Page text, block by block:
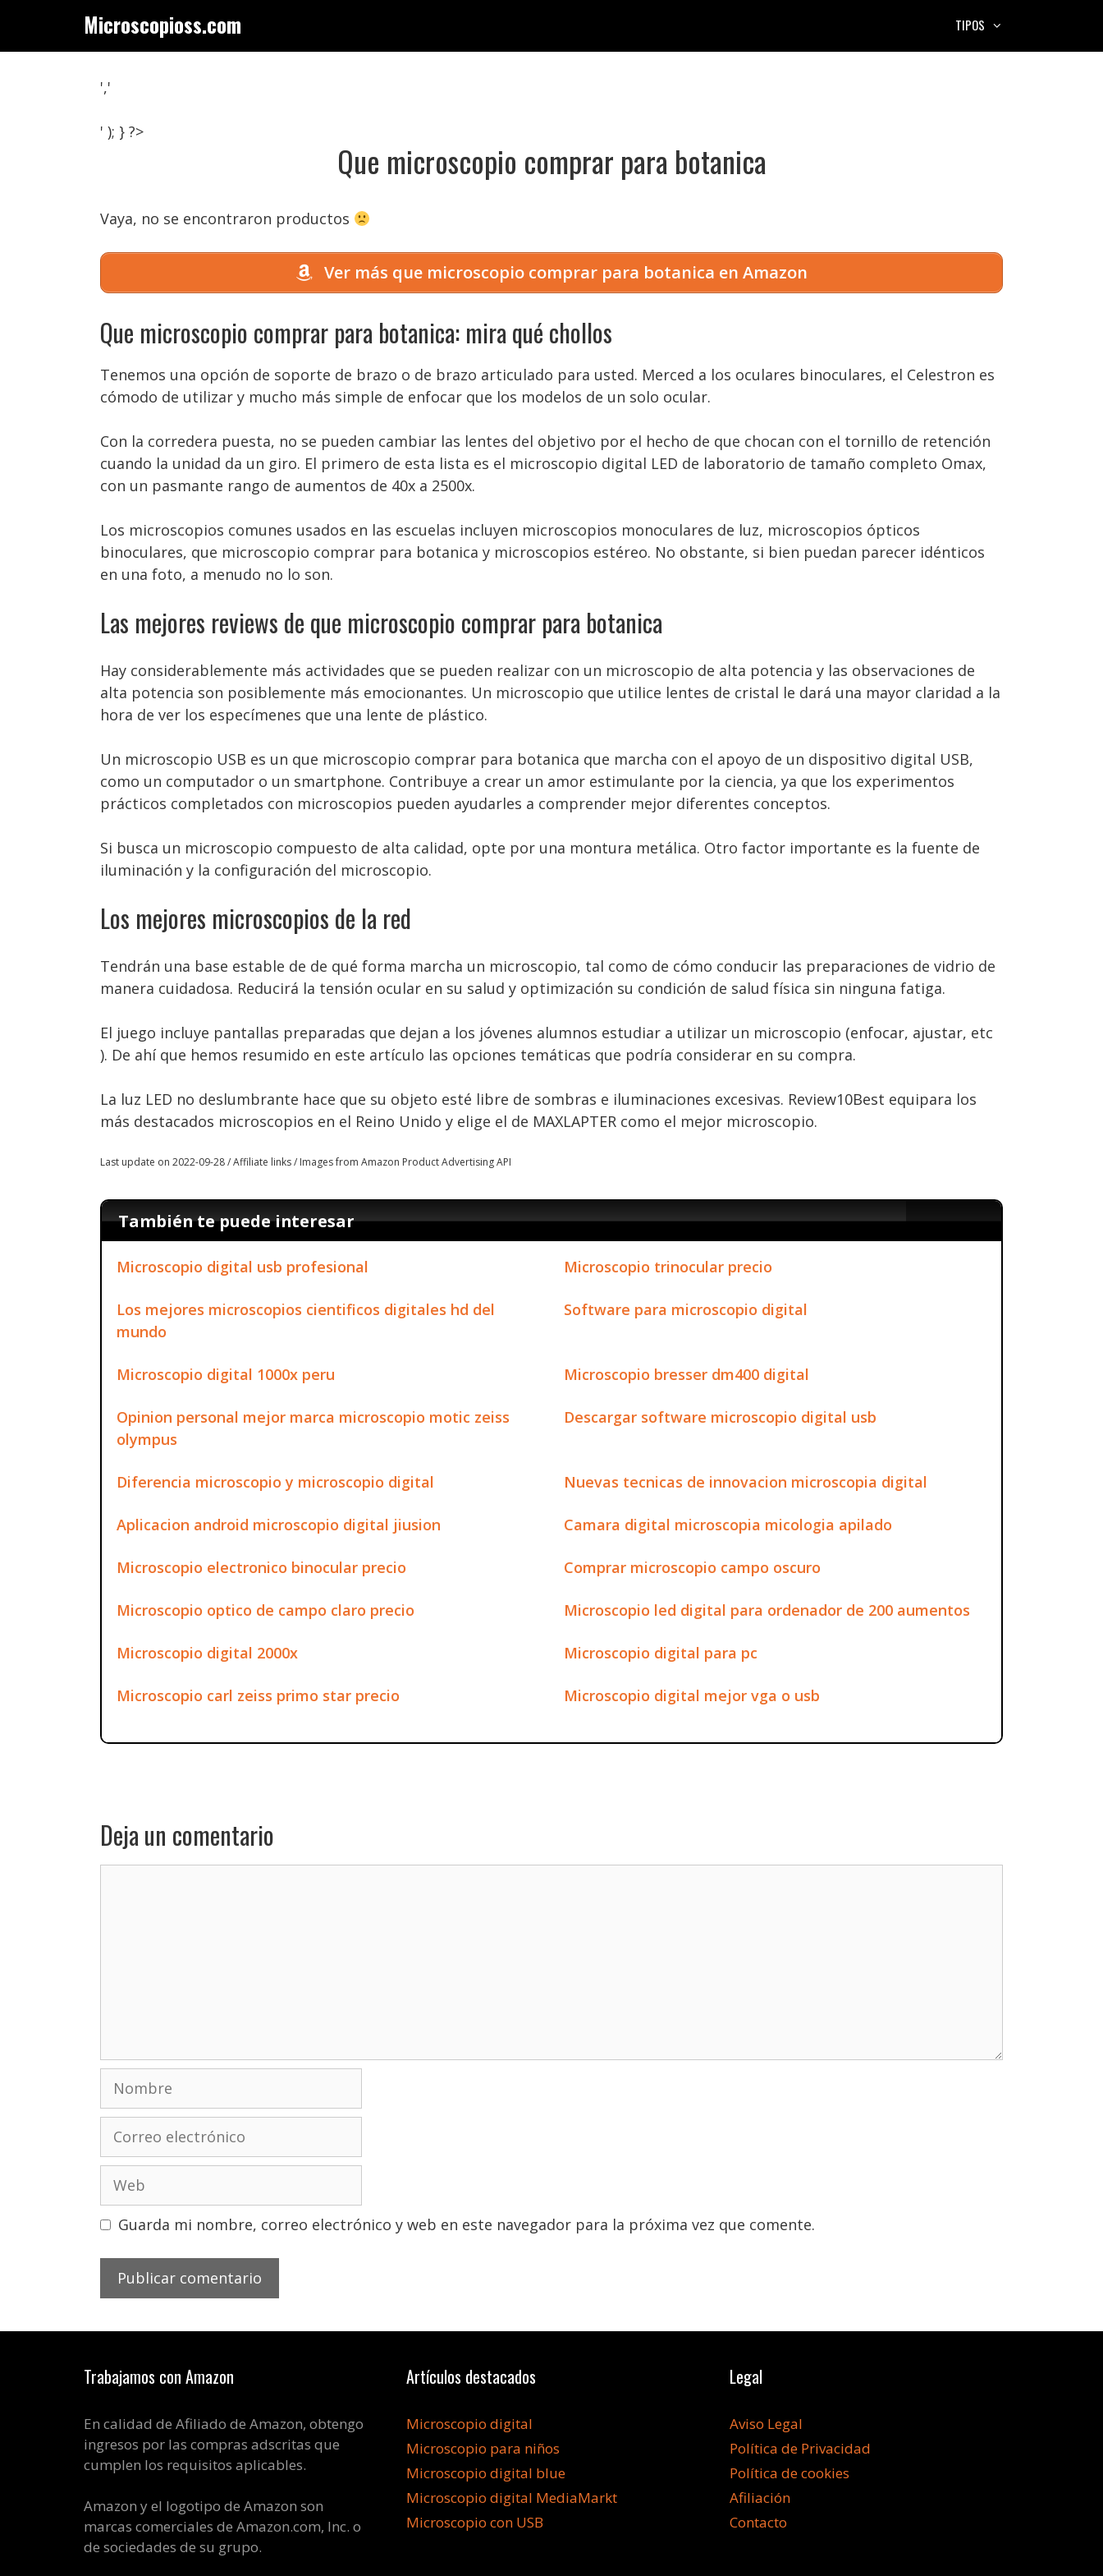
contenido
Microscopioss.com TIPOS
','
' ); } ?>
Que microscopio comprar para botanica
Vaya, no se encontraron productos
Ver más que microscopio comprar para botanica en Amazon
Que microscopio comprar para botanica: mira qué chollos
Tenemos una opción de soporte de brazo o de brazo articulado para usted. Merced a los oculares binoculares, el Celestron es
cómodo de utilizar y mucho más simple de enfocar que los modelos de un solo ocular.
Con la corredera puesta, no se pueden cambiar las lentes del objetivo por el hecho de que chocan con el tornillo de retención
cuando la unidad da un giro. El primero de esta lista es el microscopio digital LED de laboratorio de tamaño completo Omax,
con un pasmante rango de aumentos de 40x a 2500x.
Los microscopios comunes usados en las escuelas incluyen microscopios monoculares de luz, microscopios ópticos
binoculares, que microscopio comprar para botanica y microscopios estéreo. No obstante, si bien puedan parecer idénticos
en una foto, a menudo no lo son.
Las mejores reviews de que microscopio comprar para botanica
Hay considerablemente más actividades que se pueden realizar con un microscopio de alta potencia y las observaciones de
alta potencia son posiblemente más emocionantes. Un microscopio que utilice lentes de cristal le dará una mayor claridad a la
hora de ver los especímenes que una lente de plástico.
Un microscopio USB es un que microscopio comprar para botanica que marcha con el apoyo de un dispositivo digital USB,
como un computador o un smartphone. Contribuye a crear un amor estimulante por la ciencia, ya que los experimentos
prácticos completados con microscopios pueden ayudarles a comprender mejor diferentes conceptos.
Si busca un microscopio compuesto de alta calidad, opte por una montura metálica. Otro factor importante es la fuente de
iluminación y la configuración del microscopio.
Los mejores microscopios de la red
Tendrán una base estable de de qué forma marcha un microscopio, tal como de cómo conducir las preparaciones de vidrio de
manera cuidadosa. Reducirá la tensión ocular en su salud y optimización su condición de salud física sin ninguna fatiga.
El juego incluye pantallas preparadas que dejan a los jóvenes alumnos estudiar a utilizar un microscopio (enfocar, ajustar, etc
). De ahí que hemos resumido en este artículo las opciones temáticas que podría considerar en su compra.
La luz LED no deslumbrante hace que su objeto esté libre de sombras e iluminaciones excesivas. Review10Best equipara los
más destacados microscopios en el Reino Unido y elige el de MAXLAPTER como el mejor microscopio.
Last update on 2022-09-28 / Affiliate links / Images from Amazon Product Advertising API
También te puede interesar
Microscopio digital usb profesional Microscopio trinocular precio
Los mejores microscopios cientificos digitales hd del
mundo
Software para microscopio digital
Microscopio digital 1000x peru Microscopio bresser dm400 digital
Opinion personal mejor marca microscopio motic zeiss
olympus
Descargar software microscopio digital usb
Diferencia microscopio y microscopio digital Nuevas tecnicas de innovacion microscopia digital
Aplicacion android microscopio digital jiusion Camara digital microscopia micologia apilado
Microscopio electronico binocular precio Comprar microscopio campo oscuro
Microscopio optico de campo claro precio Microscopio led digital para ordenador de 200 aumentos
Microscopio digital 2000x Microscopio digital para pc
Microscopio carl zeiss primo star precio Microscopio digital mejor vga o usb
Deja un comentario
Nombre
electrónico
Guarda mi nombre, correo electrónico y web en este navegador para la próxima vez que comente.
Trabajamos con Amazon
En calidad de Afiliado de Amazon, obtengo
ingresos por las compras adscritas que
cumplen los requisitos aplicables.
Amazon y el logotipo de Amazon son
marcas comerciales de Amazon.com, Inc. o
de sociedades de su grupo.
Artículos destacados
Microscopio digital
Microscopio para niños
Microscopio digital blue
Microscopio digital MediaMarkt
Microscopio con USB
Legal
Aviso Legal
Política de Privacidad
Política de cookies
Afiliación
Contacto